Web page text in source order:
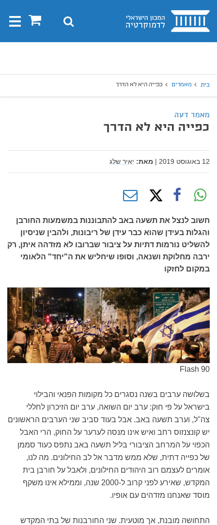
בית 0 חיפוש
בית מאמרים כפייה היא לא הדרך
מאמר דעה
כפייה היא לא הדרך
12 באוגוסט 2019 | מאת: יאיר שלג
חשוב לנצל את תשעה באב להתבוננות במשמעות החורבן
והגלות בעידן שהוא כבר עידן של ריבונות, ולהבין שניסיון
להשליט נורמות דתיות על ציבור שברובו לא מזדהה איתן, רק
ירבה מחלוקת ושנאה, וסופו שיחליש את ה"יחד" הלאומי
במקום לחזקו
Flash 90
בשלושה ערבים בשנה נסגרים כל מקומות הפנאי והבילוי
בישראל על פי חוק: ערב יום השואה, ערב יום הזיכרון לחללי
צה"ל, וערב תשעה באב. אבל בעוד סביב שני הערבים הראשונים
יש קונצנזוס רחב ואיש אינו מנסה לערער על החוק, הרי האבל
הכפוי על המרחב הציבורי בליל תשעה באב נתפס כעוד סממן
של כפייה דתית, שלא ממש מדבר אל לב החילונים. מה לנו,
אומרים לעצמם רוב היהודים החילונים, ולאבל על חורבן בית
המקדש, שאירע לפני קרוב ל-2000 שנה, וממילא אינו משקף
מוסד שאנחנו מזדהים עם אופיו.
התחושה מובנת, אך מוטעית. שני החורבנות של בתי המקדש